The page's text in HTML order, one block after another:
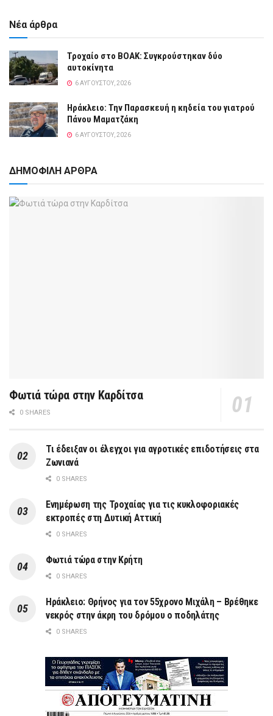
Νέα άρθρα
Τροχαίο στο ΒΟΑΚ: Συγκρούστηκαν δύο
αυτοκίνητα
6 ΑΥΓΟΎΣΤΟΥ, 2026
Ηράκλειο: Την Παρασκευή η κηδεία του γιατρού
Πάνου Μαματζάκη
6 ΑΥΓΟΎΣΤΟΥ, 2026
ΔΗΜΟΦΙΛΗ ΑΡΘΡΑ
Φωτιά τώρα στην Καρδίτσα
0 SHARES
Τι έδειξαν οι έλεγχοι για αγροτικές επιδοτήσεις στα
Ζωνιανά
0 SHARES
Ενημέρωση της Τροχαίας για τις κυκλοφοριακές
εκτροπές στη Δυτική Αττική
0 SHARES
Φωτιά τώρα στην Κρήτη
0 SHARES
Ηράκλειο: Θρήνος για τον 55χρονο Μιχάλη – Βρέθηκε
νεκρός στην άκρη του δρόμου ο ποδηλάτης
0 SHARES